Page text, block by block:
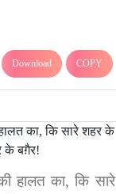
Download COPY
हालत का, कि सारे